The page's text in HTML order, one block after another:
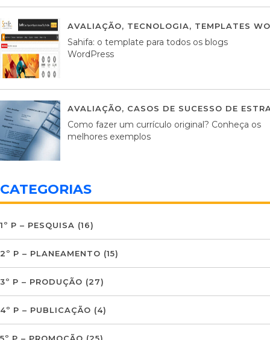
AVALIAÇÃO, TECNOLOGIA, TEMPLATES
Sahifa: o template para todos os blogs
WordPress
AVALIAÇÃO, CASOS DE SUCESSO DE
Como fazer um currículo original? Conheça os
melhores exemplos
CATEGORIAS
1º P – PESQUISA (16)
2º P – PLANEAMENTO (15)
3º P – PRODUÇÃO (27)
4º P – PUBLICAÇÃO (4)